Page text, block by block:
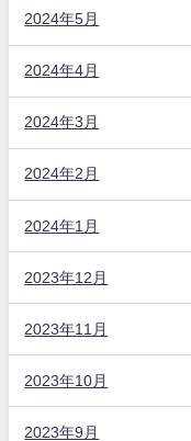
2024年5月
2024年4月
2024年3月
2024年2月
2024年1月
2023年12月
2023年11月
2023年10月
2023年9月